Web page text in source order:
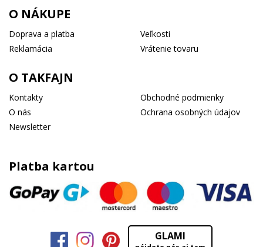
O NÁKUPE
Doprava a platba
Veľkosti
Reklamácia
Vrátenie tovaru
O TAKFAJN
Kontakty
Obchodné podmienky
O nás
Ochrana osobných údajov
Newsletter
Platba kartou
GLAMI